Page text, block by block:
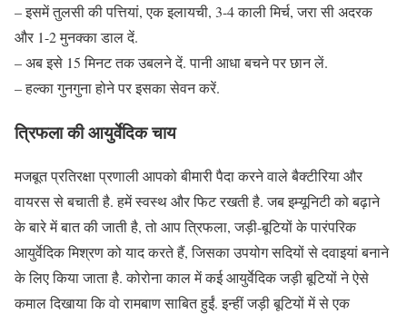
– इसमें तुलसी की पत्तियां, एक इलायची, 3-4 काली मिर्च, जरा सी अदरक
और 1-2 मुनक्का डाल दें.
– अब इसे 15 मिनट तक उबलने दें. पानी आधा बचने पर छान लें.
– हल्का गुनगुना होने पर इसका सेवन करें.
त्रिफला की आयुर्वेदिक चाय
मजबूत प्रतिरक्षा प्रणाली आपको बीमारी पैदा करने वाले बैक्टीरिया और
वायरस से बचाती है. हमें स्वस्थ और फिट रखती है. जब इम्यूनिटी को बढ़ाने
के बारे में बात की जाती है, तो आप त्रिफला, जड़ी-बूटियों के पारंपरिक
आयुर्वेदिक मिश्रण को याद करते हैं, जिसका उपयोग सदियों से दवाइयां बनाने
के लिए किया जाता है. कोरोना काल में कई आयुर्वेदिक जड़ी बूटियों ने ऐसे
कमाल दिखाया कि वो रामबाण साबित हुईं. इन्हीं जड़ी बूटियों में से एक